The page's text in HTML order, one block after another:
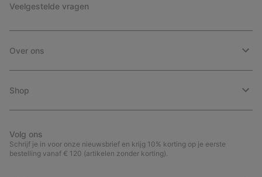
Veelgestelde vragen
Over ons
Shop
Volg ons
Schrijf je in voor onze nieuwsbrief en krijg 10% korting op je eerste
bestelling vanaf € 120 (artikelen zonder korting).